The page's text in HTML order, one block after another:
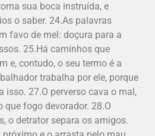
sua boca instruída, e
o saber. 24.As palavras
favo de mel: doçura para a
25.Há caminhos que
e, contudo, o seu termo é a
trabalha por ele, porque
isso. 27.O perverso cava o mal,
que fogo devorador. 28.O
o detrator separa os amigos.